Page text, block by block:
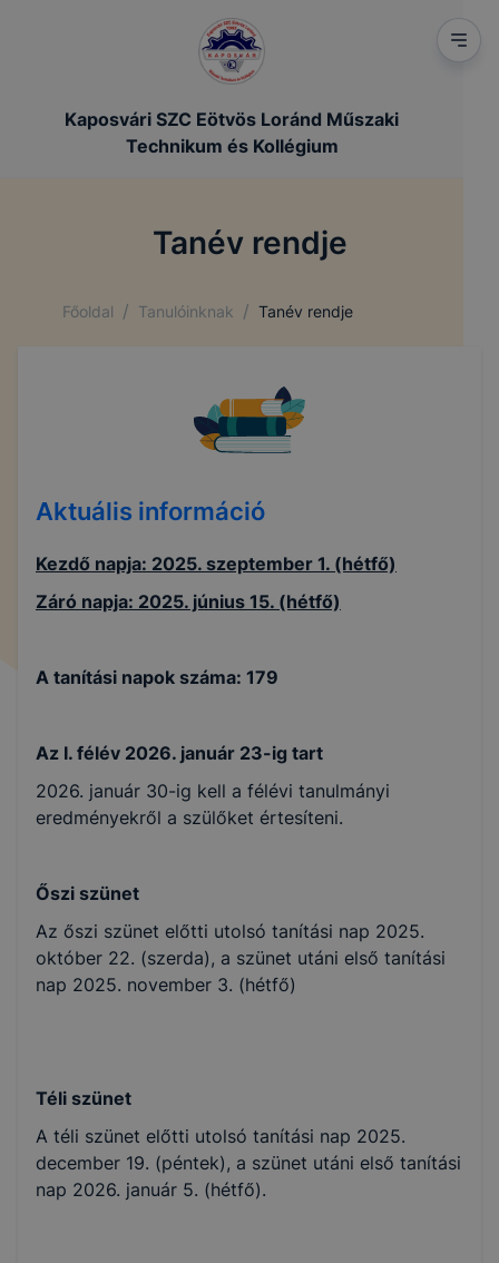
Kaposvári SZC Eötvös Loránd Műszaki
Technikum és Kollégium
Tanév rendje
Főoldal / Tanulóinknak / Tanév rendje
Aktuális információ
Kezdő napja: 2025. szeptember 1. (hétfő)
Záró napja: 2025. június 15. (hétfő)
A tanítási napok száma: 179
Az I. félév 2026. január 23-ig tart
2026. január 30-ig kell a félévi tanulmányi
eredményekről a szülőket értesíteni.
Őszi szünet
Az őszi szünet előtti utolsó tanítási nap 2025.
október 22. (szerda), a szünet utáni első tanítási
nap 2025. november 3. (hétfő)
Téli szünet
A téli szünet előtti utolsó tanítási nap 2025.
december 19. (péntek), a szünet utáni első tanítási
nap 2026. január 5. (hétfő).